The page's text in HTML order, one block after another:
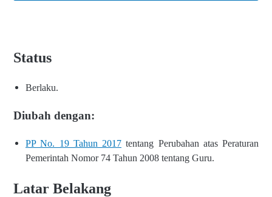
Status
Berlaku.
Diubah dengan:
PP No. 19 Tahun 2017 tentang Perubahan atas Peraturan
Pemerintah Nomor 74 Tahun 2008 tentang Guru.
Latar Belakang